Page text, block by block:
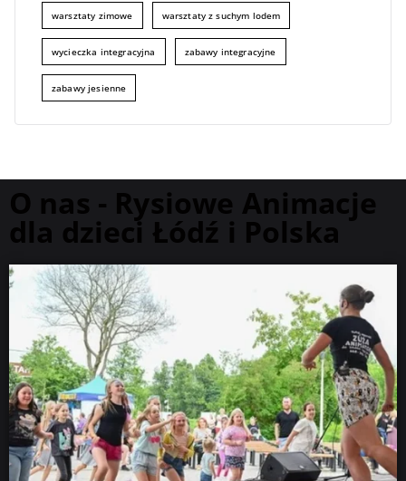
warsztaty zimowe warsztaty z suchym lodem
wycieczka integracyjna zabawy integracyjne
zabawy jesienne
O nas - Rysiowe Animacje
dla dzieci Łódź i Polska